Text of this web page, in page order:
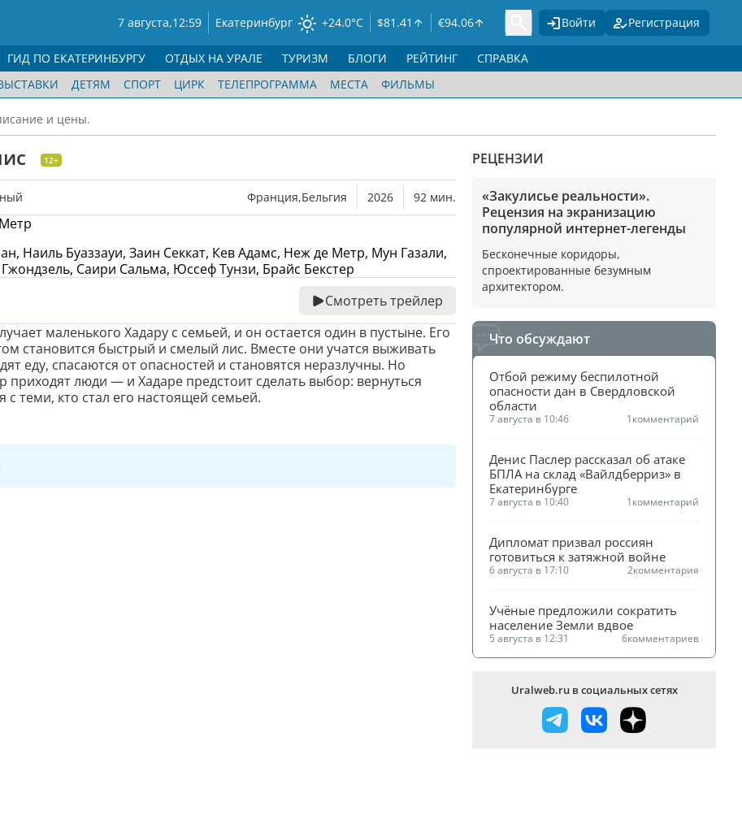
7 августа,12:59 Екатеринбург +24.0°C $81.41 €94.06 Войти Регистрация
ДЕТЯМ СПОРТ ЦИРК ТЕЛЕПРОГРАММА МЕСТА ФИЛЬМЫ
ГИД ПО ЕКАТЕРИНБУРГУ ОТДЫХ НА УРАЛЕ ТУРИЗМ БЛОГИ РЕЙТИНГ СПРАВКА
и цены.
12+
Смотреть трейлер
Франция,Бельгия 2026 92 мин.
Наиль Буаззауи, Заин Секкат, Кев Адамс, Неж де Метр, Мун Газали,
Саири Сальма, Юссеф Тунзи, Брайс Бекстер
маленького Хадару с семьей, и он остается один в пустыне. Его
становится быстрый и смелый лис. Вместе они учатся выживать
еду, спасаются от опасностей и становятся неразлучны. Но
приходят люди — и Хадаре предстоит сделать выбор: вернуться
с теми, кто стал его настоящей семьей.
РЕЦЕНЗИИ
«Закулисье реальности».
Рецензия на экранизацию
популярной интернет-легенды
Бесконечные коридоры,
спроектированные безумным
архитектором.
Что обсуждают
Отбой режиму беспилотной
опасности дан в Свердловской
области
7 августа в 10:46 1комментарий
Денис Паслер рассказал об атаке
БПЛА на склад «Вайлдберриз» в
Екатеринбурге
7 августа в 10:40 1комментарий
Дипломат призвал россиян
готовиться к затяжной войне
6 августа в 17:10 2комментария
Учёные предложили сократить
население Земли вдвое
5 августа в 12:31 6комментариев
Uralweb.ru в социальных сетях